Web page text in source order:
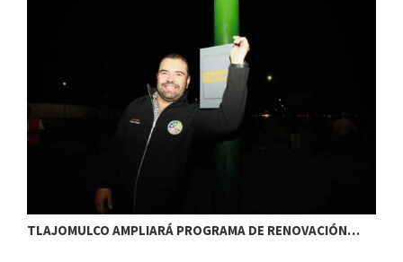
TLAJOMULCO AMPLIARÁ PROGRAMA DE RENOVACIÓN…